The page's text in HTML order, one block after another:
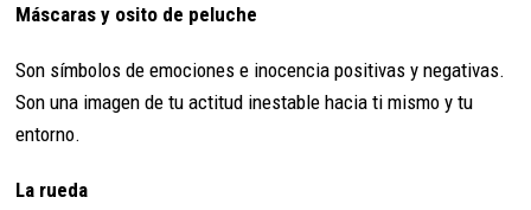
Máscaras y osito de peluche
Son símbolos de emociones e inocencia positivas y negativas.
Son una imagen de tu actitud inestable hacia ti mismo y tu
entorno.
La rueda